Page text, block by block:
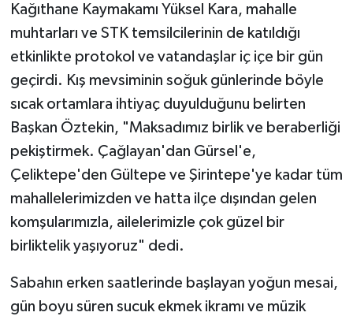
Kağıthane Kaymakamı Yüksel Kara, mahalle
muhtarları ve STK temsilcilerinin de katıldığı
etkinlikte protokol ve vatandaşlar iç içe bir gün
geçirdi. Kış mevsiminin soğuk günlerinde böyle
sıcak ortamlara ihtiyaç duyulduğunu belirten
Başkan Öztekin, "Maksadımız birlik ve beraberliği
pekiştirmek. Çağlayan'dan Gürsel'e,
Çeliktepe'den Gültepe ve Şirintepe'ye kadar tüm
mahallelerimizden ve hatta ilçe dışından gelen
komşularımızla, ailelerimizle çok güzel bir
birliktelik yaşıyoruz" dedi.
Sabahın erken saatlerinde başlayan yoğun mesai,
gün boyu süren sucuk ekmek ikramı ve müzik